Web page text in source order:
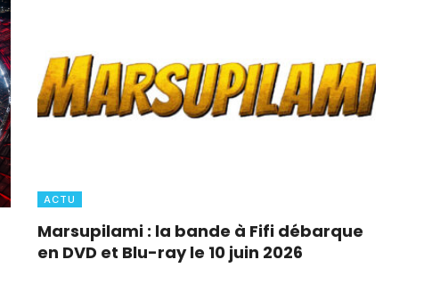
ACTU
Marsupilami : la bande à Fifi débarque
en DVD et Blu-ray le 10 juin 2026